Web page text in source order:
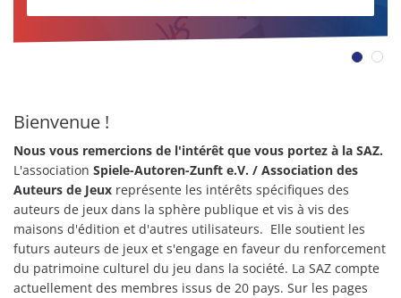
Bienvenue !
Nous vous remercions de l'intérêt que vous portez à la SAZ.
L'association Spiele-Autoren-Zunft e.V. / Association des
Auteurs de Jeux représente les intérêts spécifiques des
auteurs de jeux dans la sphère publique et vis à vis des
maisons d'édition et d'autres utilisateurs. Elle soutient les
futurs auteurs de jeux et s'engage en faveur du renforcement
du patrimoine culturel du jeu dans la société. La SAZ compte
actuellement des membres issus de 20 pays. Sur les pages